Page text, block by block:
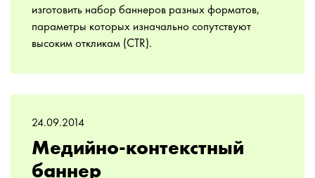
изготовить набор баннеров разных форматов,
параметры которых изначально сопутствуют
высоким откликам (CTR).
24.09.2014
Медийно-контекстный
баннер